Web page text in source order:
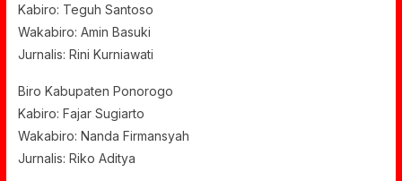
Kabiro: Teguh Santoso
Wakabiro: Amin Basuki
Jurnalis: Rini Kurniawati
Biro Kabupaten Ponorogo
Kabiro: Fajar Sugiarto
Wakabiro: Nanda Firmansyah
Jurnalis: Riko Aditya